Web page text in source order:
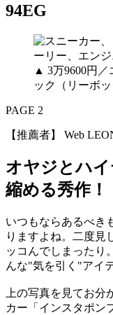
94EG
▲ 3万9600円／
ック（リーボッ
PAGE 2
【推薦者】 Web
オヤジとハ
縮める秀作！
いつもならあるべ
りますよね。二度見
ッコんでしまったり
んな"気を引く"アイ
上の写真を見てお
カー「インスタポン